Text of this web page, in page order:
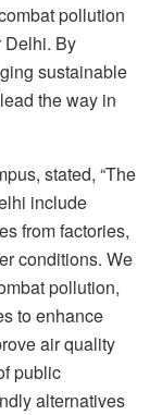
pollution
Delhi. By
sustainable
the way in
stated, “The
include
from factories,
conditions. We
pollution,
to enhance
air quality
public
alternatives